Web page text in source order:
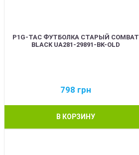
P1G-TAC ФУТБОЛКА СТАРЫЙ COMBAT
BLACK UA281-29891-BK-OLD
798 грн
В КОРЗИНУ